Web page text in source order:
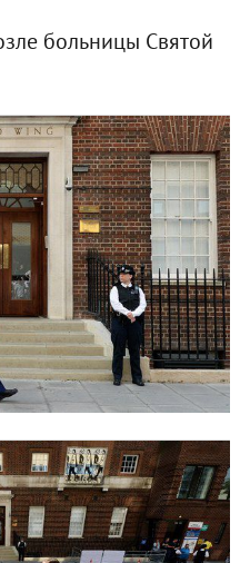
больницы Святой